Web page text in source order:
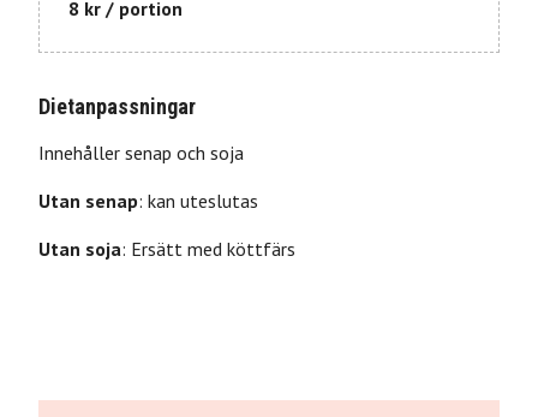
8 kr / portion
Dietanpassningar
Innehåller senap och soja
Utan senap: kan uteslutas
Utan soja: Ersätt med köttfärs